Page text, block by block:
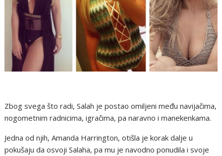
Zbog svega što radi, Salah je postao omiljeni među navijačima,
nogometnim radnicima, igračima, pa naravno i manekenkama.
Jedna od njih, Amanda Harrington, otišla je korak dalje u
pokušaju da osvoji Salaha, pa mu je navodno ponudila i svoje